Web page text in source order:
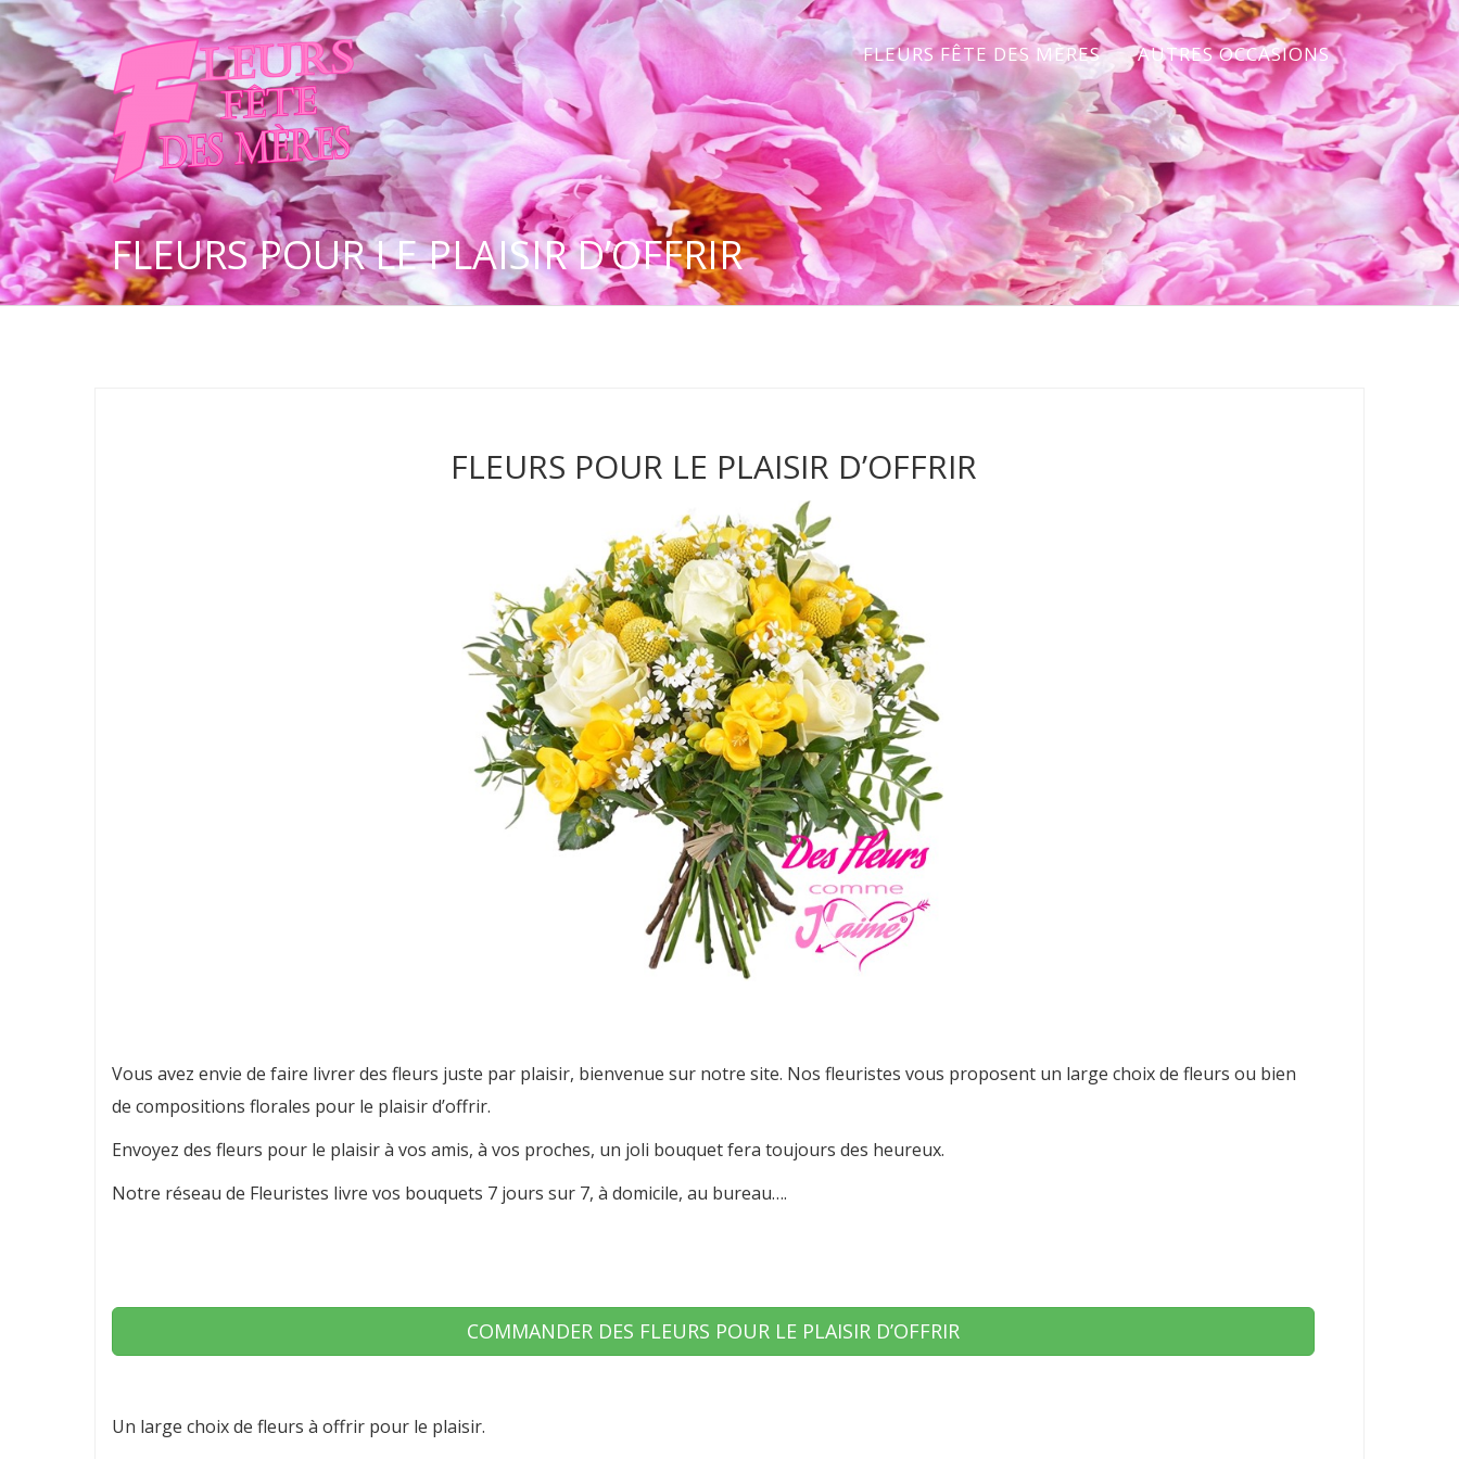
FLEURS FÊTE DES MÈRES AUTRES OCCASIONS
FLEURS POUR LE PLAISIR D’OFFRIR
FLEURS POUR LE PLAISIR D’OFFRIR
Vous avez envie de faire livrer des fleurs juste par plaisir, bienvenue sur notre site. Nos fleuristes vous proposent un large choix de fleurs ou bien
de compositions florales pour le plaisir d’offrir.
Envoyez des fleurs pour le plaisir à vos amis, à vos proches, un joli bouquet fera toujours des heureux.
Notre réseau de Fleuristes livre vos bouquets 7 jours sur 7, à domicile, au bureau….
COMMANDER DES FLEURS POUR LE PLAISIR D’OFFRIR
Un large choix de fleurs à offrir pour le plaisir.